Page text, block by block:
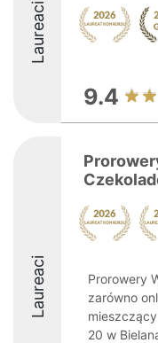
Laureaci
9.4
Laureaci
Prorowery
zarówno
20 w